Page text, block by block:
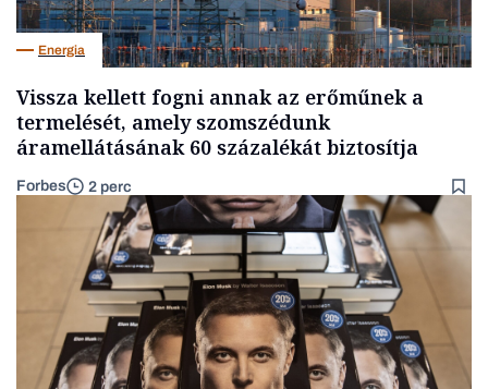
Energia
Vissza kellett fogni annak az erőműnek a
termelését, amely szomszédunk
áramellátásának 60 százalékát biztosítja
Forbes 2 perc